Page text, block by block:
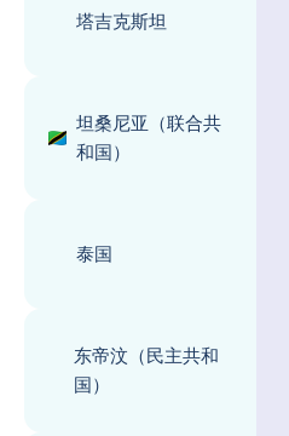
塔吉克斯坦
坦桑尼亚（联合共
和国）
泰国
东帝汶（民主共和
国）